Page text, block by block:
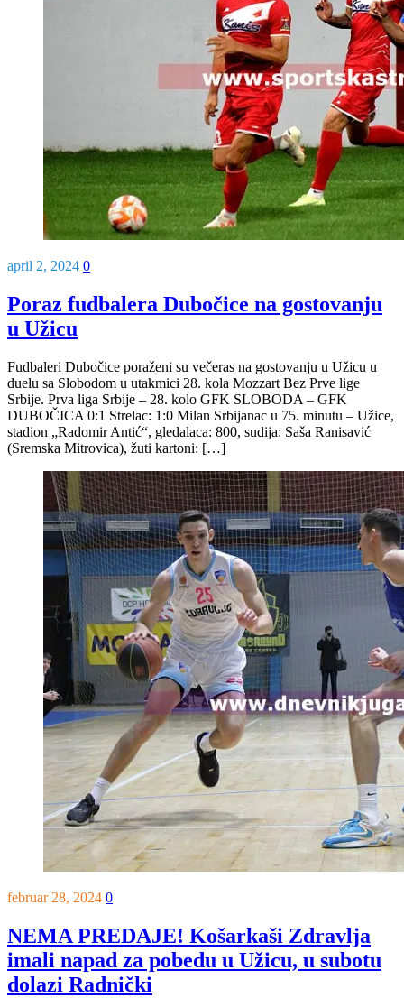
april 2, 2024 0
Poraz fudbalera Dubočice na gostovanju
u Užicu
Fudbaleri Dubočice poraženi su večeras na gostovanju u Užicu u
duelu sa Slobodom u utakmici 28. kola Mozzart Bez Prve lige
Srbije. Prva liga Srbije – 28. kolo GFK SLOBODA – GFK
DUBOČICA 0:1 Strelac: 1:0 Milan Srbijanac u 75. minutu – Užice,
stadion „Radomir Antić“, gledalaca: 800, sudija: Saša Ranisavić
(Sremska Mitrovica), žuti kartoni: […]
februar 28, 2024 0
NEMA PREDAJE! Košarkaši Zdravlja
imali napad za pobedu u Užicu, u subotu
dolazi Radnički